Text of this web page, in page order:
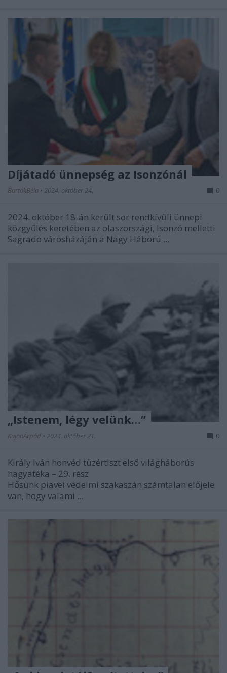
Díjátadó ünnepség az Isonzónál
BartókBéla • 2024. október 24. 0
2024. október 18-án került sor rendkívüli ünnepi
közgyűlés keretében az olaszországi, Isonzó melletti
Sagrado városházáján a Nagy Háború ...
„Istenem, légy velünk…”
KajonÁrpád • 2024. október 21. 0
Király Iván honvéd tüzértiszt első világháborús
hagyatéka – 29. rész
Hősünk piavei védelmi szakaszán számtalan előjele
van, hogy valami ...